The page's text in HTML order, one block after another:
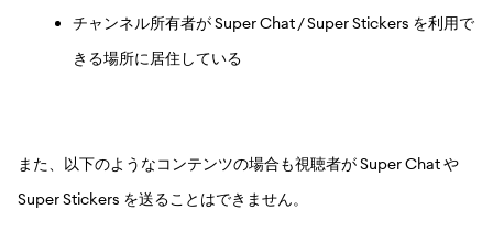
チャンネル所有者が Super Chat / Super Stickers を利用で
きる場所に居住している
また、以下のようなコンテンツの場合も視聴者が Super Chat や
Super Stickers を送ることはできません。